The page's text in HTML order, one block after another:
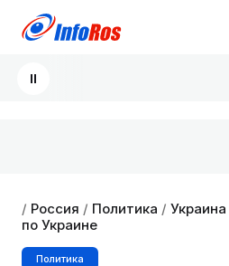
/ Россия / Политика /
по Украине
Политика